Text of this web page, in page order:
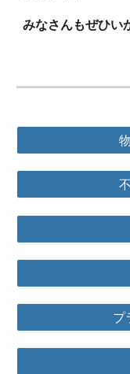
みなさんもぜひい
プ